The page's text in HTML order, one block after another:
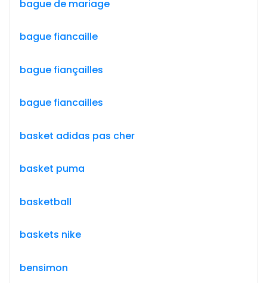
bague de mariage
bague fiancaille
bague fiançailles
bague fiancailles
basket adidas pas cher
basket puma
basketball
baskets nike
bensimon